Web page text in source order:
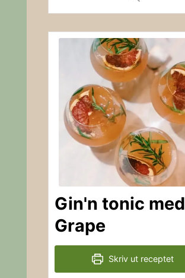
Gin'n tonic med
Grape
Skriv ut receptet